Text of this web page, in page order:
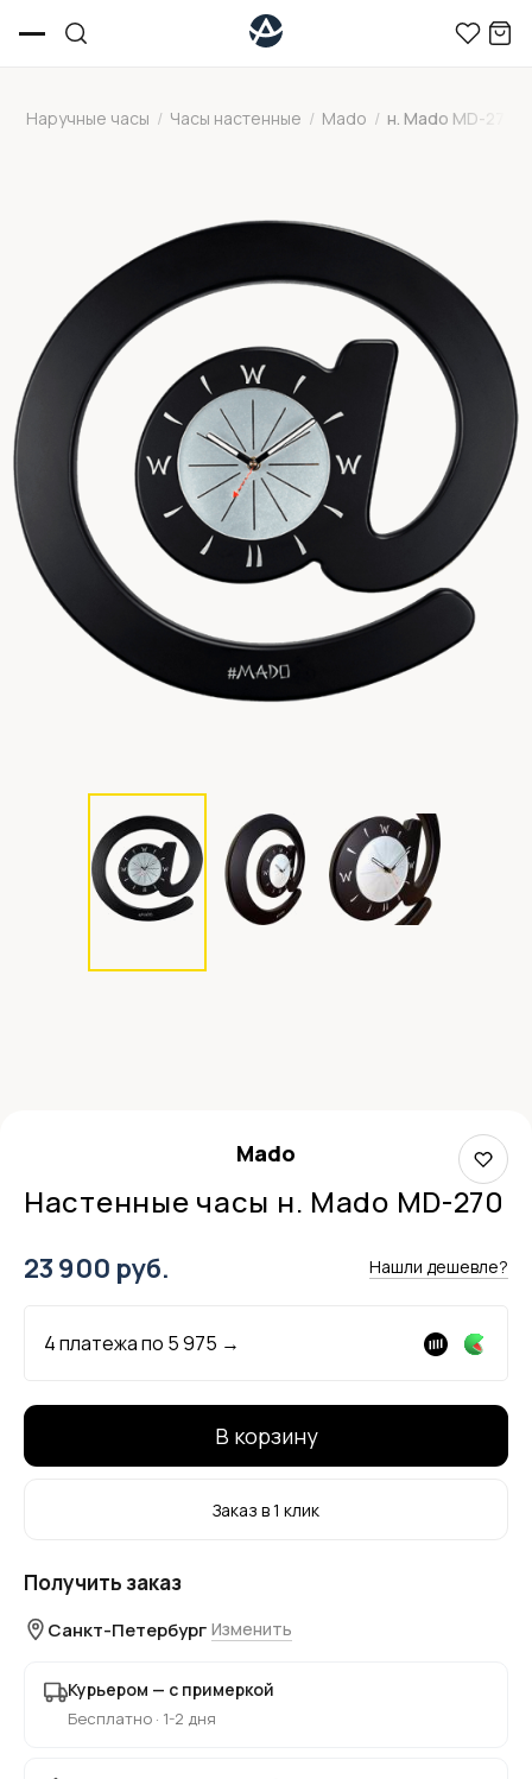
Наручные часы / Часы настенные / Mado / н. Mado MD-270
Mado
Настенные часы н. Mado MD-270
23 900 руб. Нашли дешевле?
4 платежа по 5 975 →
В корзину
Заказ в 1 клик
Получить заказ
Санкт-Петербург Изменить
Курьером — с примеркой
Бесплатно · 1-2 дня